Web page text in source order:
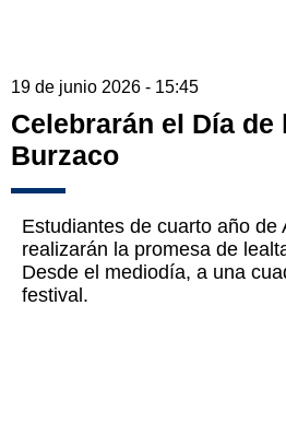
19 de junio 2026 - 15:45
Celebrarán el Día de
Burzaco
Estudiantes de cuarto año de
realizarán la promesa de
Desde el mediodía, a una
festival.